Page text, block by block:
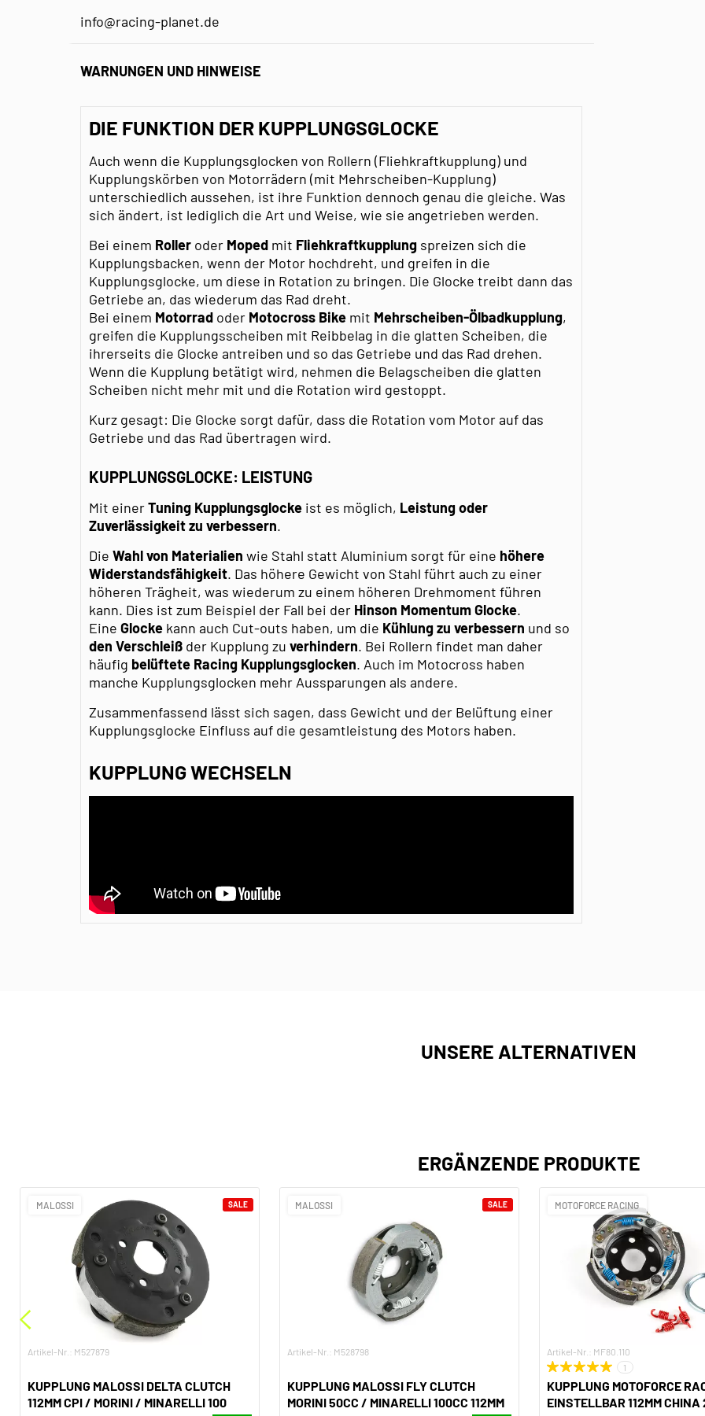
info@racing-planet.de
WARNUNGEN UND HINWEISE
DIE FUNKTION DER KUPPLUNGSGLOCKE
Auch wenn die Kupplungsglocken von Rollern (Fliehkraftkupplung) und
Kupplungskörben von Motorrädern (mit Mehrscheiben-Kupplung)
unterschiedlich aussehen, ist ihre Funktion dennoch genau die gleiche. Was
sich ändert, ist lediglich die Art und Weise, wie sie angetrieben werden.
Bei einem Roller oder Moped mit Fliehkraftkupplung spreizen sich die
Kupplungsbacken, wenn der Motor hochdreht, und greifen in die
Kupplungsglocke, um diese in Rotation zu bringen. Die Glocke treibt dann das
Getriebe an, das wiederum das Rad dreht.
Bei einem Motorrad oder Motocross Bike mit Mehrscheiben-Ölbadkupplung,
greifen die Kupplungsscheiben mit Reibbelag in die glatten Scheiben, die
ihrerseits die Glocke antreiben und so das Getriebe und das Rad drehen.
Wenn die Kupplung betätigt wird, nehmen die Belagscheiben die glatten
Scheiben nicht mehr mit und die Rotation wird gestoppt.
Kurz gesagt: Die Glocke sorgt dafür, dass die Rotation vom Motor auf das
Getriebe und das Rad übertragen wird.
KUPPLUNGSGLOCKE: LEISTUNG
Mit einerTuning Kupplungsglocke ist es möglich, Leistungoder
Zuverlässigkeitzu verbessern.
Die Wahl von Materialien wie Stahl statt Aluminium sorgt für eine höhere
Widerstandsfähigkeit. Das höhere Gewicht von Stahl führt auch zu einer
höheren Trägheit, was wiederum zu einem höheren Drehmoment führen
kann. Dies ist zum Beispiel der Fall bei der Hinson Momentum Glocke.
Eine Glocke kann auch Cut-outs haben, um die Kühlung zu verbessern und so
den Verschleiß der Kupplung zu verhindern. Bei Rollern findet man daher
häufig belüftete Racing Kupplungsglocken. Auch im Motocross haben
manche Kupplungsglocken mehr Aussparungen als andere.
Zusammenfassend lässt sich sagen, dass Gewicht und der Belüftung einer
Kupplungsglocke Einfluss auf die gesamtleistung des Motors haben.
KUPPLUNG WECHSELN
UNSERE ALTERNATIVEN
ERGÄNZENDE PRODUKTE
MALOSSI
Artikel-Nr.: M527879
KUPPLUNG MALOSSI DELTA CLUTCH
112MM CPI / MORINI / MINARELLI 100
SALE MALOSSI
Artikel-Nr.: M528798
KUPPLUNG MALOSSI FLY CLUTCH
MORINI 50CC / MINARELLI 100CC 112MM
SALE MOTOFORCE RACING
Artikel-Nr.: MF80.110
1
KUPPLUNG MOTOFORCE
EINSTELLBAR 112MM